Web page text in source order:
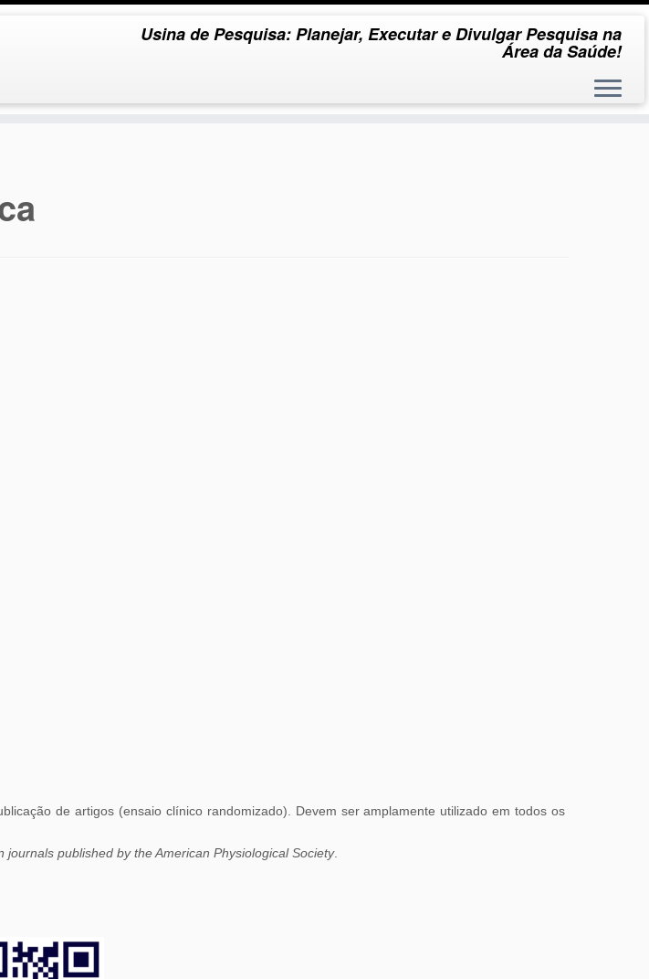
Usina de Pesquisa: Planejar, Executar e Divulgar Pesquisa na
Área da Saúde!
de artigos (ensaio clínico randomizado). Devem ser amplamente utilizado em todos os
journals published by the American Physiological Society.